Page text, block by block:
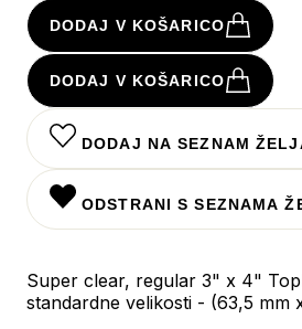
DODAJ V KOŠARICO
DODAJ V KOŠARICO
DODAJ NA SEZNAM
ODSTRANI S SEZNAMA
Super clear, regular 3" x 4"
standardne velikosti - (63,5 mm